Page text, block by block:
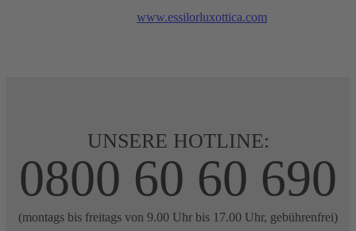
www.essilorluxottica.com
UNSERE HOTLINE:
0800 60 60 690
(montags bis freitags von 9.00 Uhr bis 17.00 Uhr, gebührenfrei)